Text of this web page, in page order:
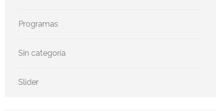
Programas
Sin categoría
Slider